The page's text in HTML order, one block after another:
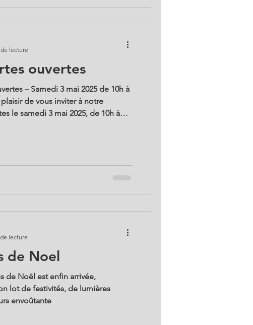
ouvertes
– Samedi 3 mai 2025 de 10h à
le samedi 3 mai 2025, de 10h à
lecture
de Noel
de Noël est enfin arrivée,
lot de festivités, de lumières
envoûtante
lecture